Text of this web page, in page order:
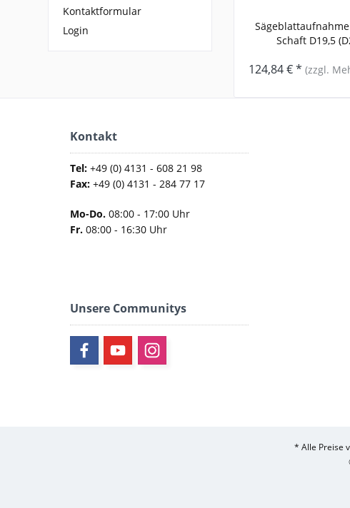
Kontaktformular
Login
Schaft D19,5
124,84 € *(zzgl.
Kontakt
Tel:+49 (0) 4131 - 608 21 98
Fax:+49 (0) 4131 - 284 77 17
Mo-Do.08:00 - 17:00 Uhr
Fr.08:00 - 16:30 Uhr
Unsere Communitys
* Alle Preise